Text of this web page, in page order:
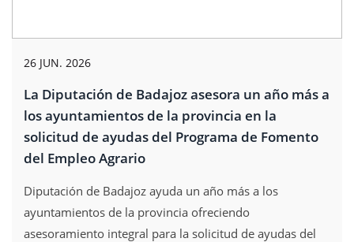
26 JUN. 2026
La Diputación de Badajoz asesora un año más a
los ayuntamientos de la provincia en la
solicitud de ayudas del Programa de Fomento
del Empleo Agrario
Diputación de Badajoz ayuda un año más a los
ayuntamientos de la provincia ofreciendo
asesoramiento integral para la solicitud de ayudas del